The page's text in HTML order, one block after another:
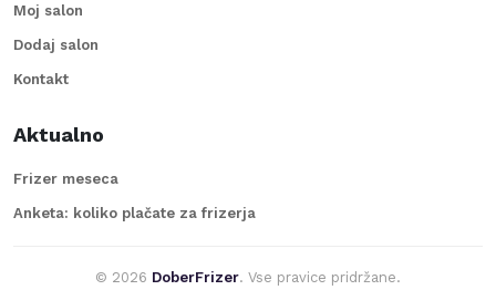
Moj salon
Dodaj salon
Kontakt
Aktualno
Frizer meseca
Anketa: koliko plačate za frizerja
© 2026 DoberFrizer. Vse pravice pridržane.